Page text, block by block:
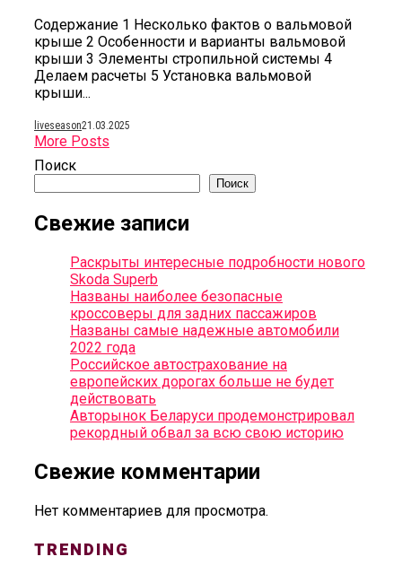
Содержание 1 Несколько фактов о вальмовой
крыше 2 Особенности и варианты вальмовой
крыши 3 Элементы стропильной системы 4
Делаем расчеты 5 Установка вальмовой
крыши...
liveseason21.03.2025
More Posts
Поиск
Поиск
Свежие записи
Раскрыты интересные подробности нового
Skoda Superb
Названы наиболее безопасные
кроссоверы для задних пассажиров
Названы самые надежные автомобили
2022 года
Российское автострахование на
европейских дорогах больше не будет
действовать
Авторынок Беларуси продемонстрировал
рекордный обвал за всю свою историю
Свежие комментарии
Нет комментариев для просмотра.
TRENDING